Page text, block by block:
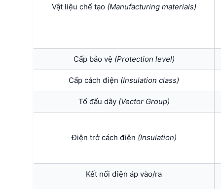
Vật liệu chế tạo (Manufacturing materials)
Cấp bảo vệ (Protection level)
Cấp cách điện (Insulation class)
Tổ đấu dây (Vector Group)
Điện trở cách điện (Insulation)
Kết nối điện áp vào/ra